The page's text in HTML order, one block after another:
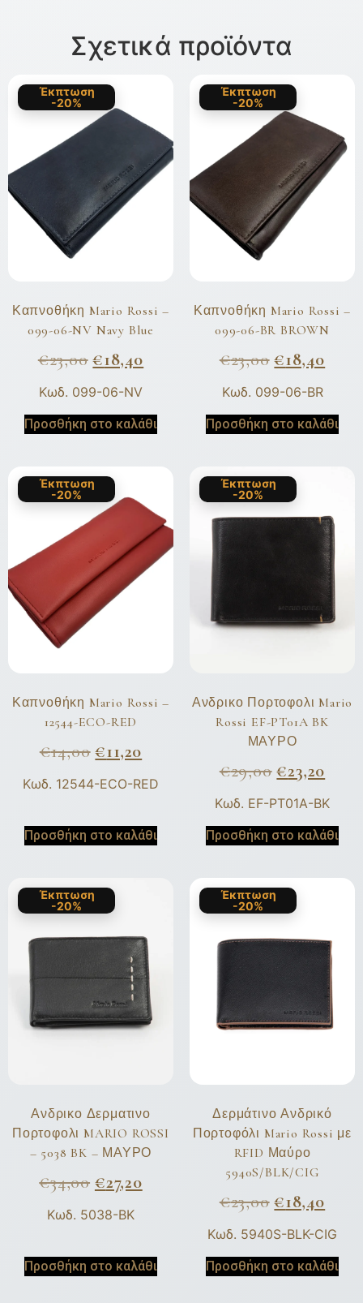
Σχετικά προϊόντα
Έκπτωση
-20%
Καπνοθήκη Mario Rossi –
099-06-NV Navy Blue
€23,00 €18,40
Κωδ. 099-06-NV
Προσθήκη στο καλάθι
Έκπτωση
-20%
Καπνοθήκη Mario Rossi –
099-06-BR BROWN
€23,00 €18,40
Κωδ. 099-06-BR
Προσθήκη στο καλάθι
Έκπτωση
-20%
Καπνοθήκη Mario Rossi –
12544-ECO-RED
€14,00 €11,20
Κωδ. 12544-ECO-RED
Προσθήκη στο καλάθι
Έκπτωση
-20%
Ανδρικο Πορτοφολι Mario
Rossi EF-PT01A BK
ΜΑΥΡΟ
€29,00 €23,20
Κωδ. EF-PT01A-BK
Προσθήκη στο καλάθι
Έκπτωση
-20%
Ανδρικο Δερματινο
Πορτοφολι MARIO ROSSI
– 5038 BK – ΜΑΥΡΟ
€34,00 €27,20
Κωδ. 5038-BK
Προσθήκη στο καλάθι
Έκπτωση
-20%
Δερμάτινο Ανδρικό
Πορτοφόλι Mario Rossi με
RFID Μαύρο
5940S/BLK/CIG
€23,00 €18,40
Κωδ. 5940S-BLK-CIG
Προσθήκη στο καλάθι